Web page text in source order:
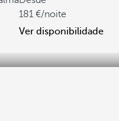
181
/noite
Ver disponibilidade